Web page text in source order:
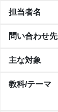
担当者名
問い合わせ先
主な対象
教科/テーマ